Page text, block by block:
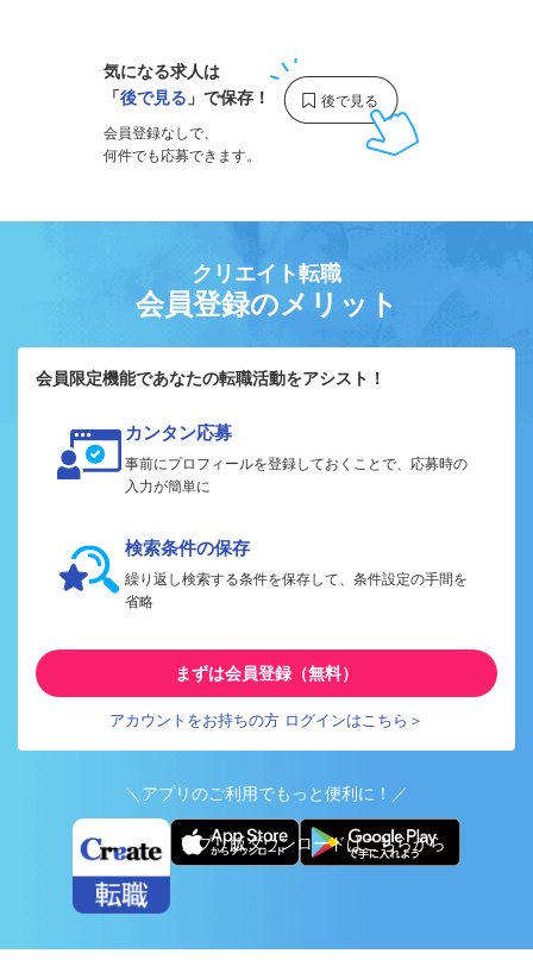
気になる求人は
「後で見る 」で保存！
会員登録なしで、
何件でも応募できます。
クリエイト転職
会員登録のメリット
会員限定機能であなたの転職活動をアシスト！
カンタン応募
事前にプロフィールを登録しておくことで、応募時の
入力が簡単に
検索条件の保存
繰り返し検索する条件を保存して、条件設定の手間を
省略
まずは会員登録（無料）
アカウントをお持ちの方 ログインはこちら＞
＼アプリのご利用でもっと便利に！／
アプリ版ダウンロードはこちらから